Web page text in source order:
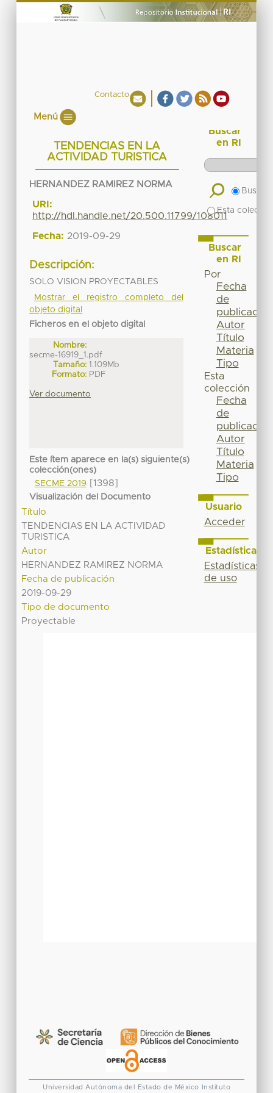
Contacto
Menú
TENDENCIAS EN LA
ACTIVIDAD TURISTICA
HERNANDEZ RAMIREZ NORMA
URI:
http://hdl.handle.net/20.500.11799/108011
Fecha: 2019-09-29
Descripción:
SOLO VISION PROYECTABLES
Mostrar el registro completo del
objeto digital
Ficheros en el objeto digital
Nombre:
secme-16919_1.pdf
Tamaño: 1.109Mb
Formato: PDF
Ver documento
Este ítem aparece en la(s) siguiente(s)
colección(ones)
SECME 2019
[1398]
Visualización del Documento
Título
TENDENCIAS EN LA ACTIVIDAD
TURISTICA
Autor
HERNANDEZ RAMIREZ NORMA
Fecha de publicación
2019-09-29
Tipo de documento
Proyectable
Buscar
en RI
Buscar
Esta
Buscar
en RI
Por
Fecha
de
publicación
Autor
Título
Materia
Tipo
Esta
colección
Fecha
de
publicación
Autor
Título
Materia
Tipo
Usuario
Acceder
Estadísticas
Estadísticas
de uso
Universidad Autónoma del Estado de México Instituto